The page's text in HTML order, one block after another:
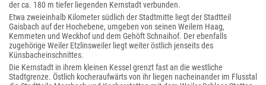
der ca. 180 m tiefer liegenden Kernstadt verbunden.
Etwa zweieinhalb Kilometer südlich der Stadtmitte liegt der Stadtteil
Gaisbach auf der Hochebene, umgeben von seinen Weilern Haag,
Kemmeten und Weckhof und dem Gehöft Schnaihof. Der ebenfalls
zugehörige Weiler Etzlinsweiler liegt weiter östlich jenseits des
Künsbacheinschnittes.
Die Kernstadt in ihrem kleinen Kessel grenzt fast an die westliche
Stadtgrenze. Östlich kocheraufwärts von ihr liegen nacheinander im Flusstal